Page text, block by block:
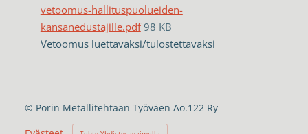
vetoomus-hallituspuolueiden-
kansanedustajille.pdf 98 KB
Vetoomus luettavaksi/tulostettavaksi
© Porin Metallitehtaan Työväen Ao.122 Ry